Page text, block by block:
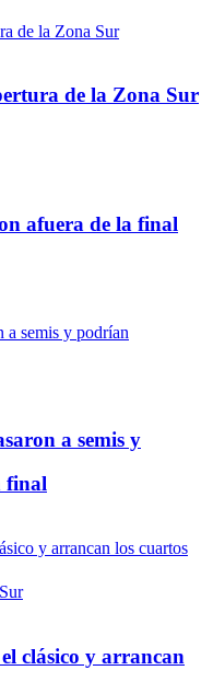
de la Zona Sur
afuera de la final
a semis y
final
clásico y arrancan